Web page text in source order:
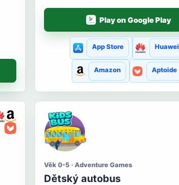
Play on Google Play
App Store Huawei
Amazon Aptoide
Věk 0-5 · Adventure Games
Dětský autobus